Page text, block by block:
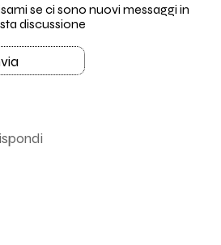
se ci sono nuovi messaggi in
discussione